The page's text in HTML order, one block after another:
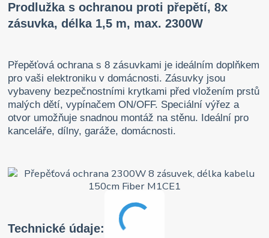
Prodlužka s ochranou proti přepětí, 8x
zásuvka, délka 1,5 m, max. 2300W
Přepěťová ochrana s 8 zásuvkami je ideálním doplňkem
pro vaši elektroniku v domácnosti. Zásuvky jsou
vybaveny bezpečnostními krytkami před vložením prstů
malých dětí, vypínačem ON/OFF. Speciální výřez a
otvor umožňuje snadnou montáž na stěnu. Ideální pro
kanceláře, dílny, garáže, domácnosti.
Technické údaje: